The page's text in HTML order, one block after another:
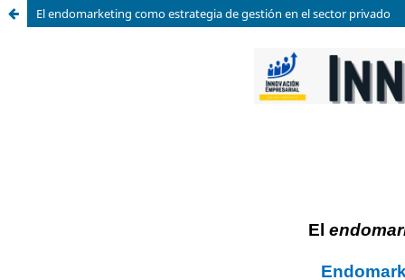
El endomarketing como estrategia de gestión en el sector privado